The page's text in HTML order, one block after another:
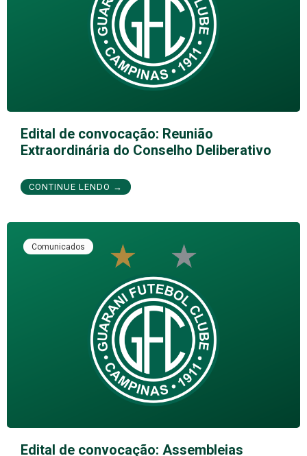
Edital de convocação: Reunião
Extraordinária do Conselho Deliberativo
CONTINUE LENDO →
Comunicados
Edital de convocação: Assembleias